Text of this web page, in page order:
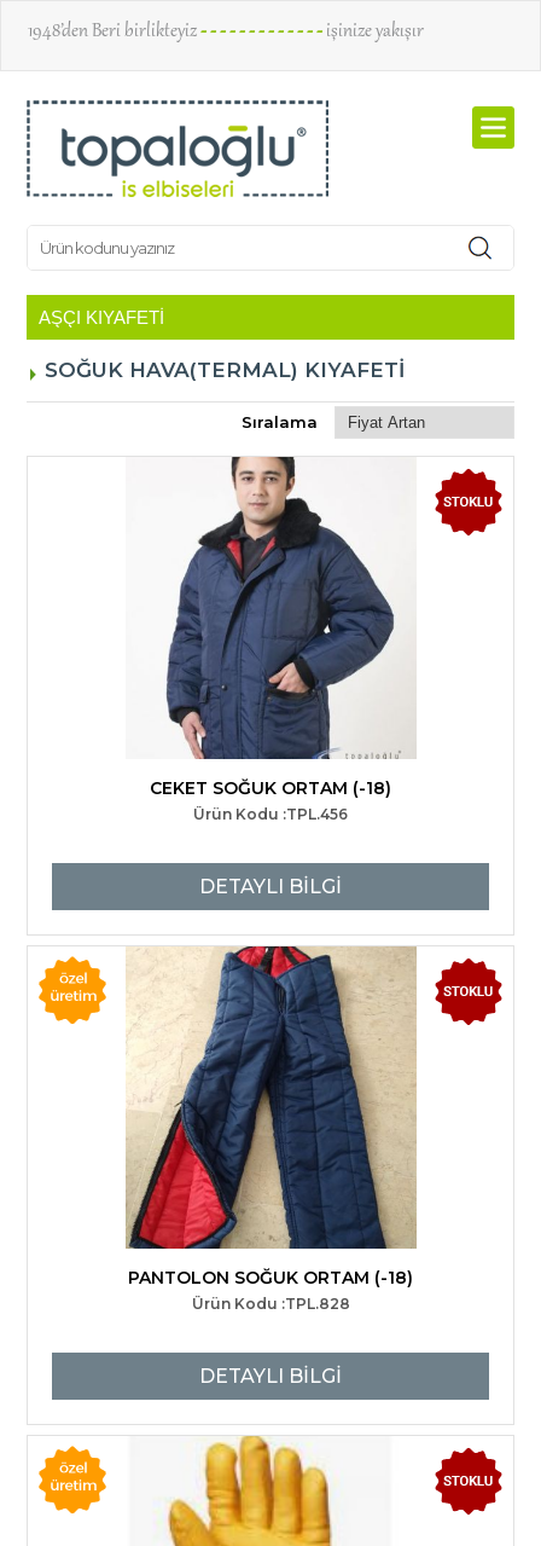
1948’den Beri birlikteyiz- - - - - - - - - - - - - işinize yakışır
SOĞUK HAVA(TERMAL) KIYAFETİ
Sıralama
CEKET SOĞUK ORTAM (-18)
Ürün Kodu :TPL.456
DETAYLI BİLGİ
PANTOLON SOĞUK ORTAM (-18)
Ürün Kodu :TPL.828
DETAYLI BİLGİ